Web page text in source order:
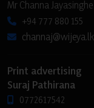
Mr Channa Jayasinghe
+94 777 880 155
channaj@wijeya.lk
Print advertising
Suraj Pathirana
0772617542